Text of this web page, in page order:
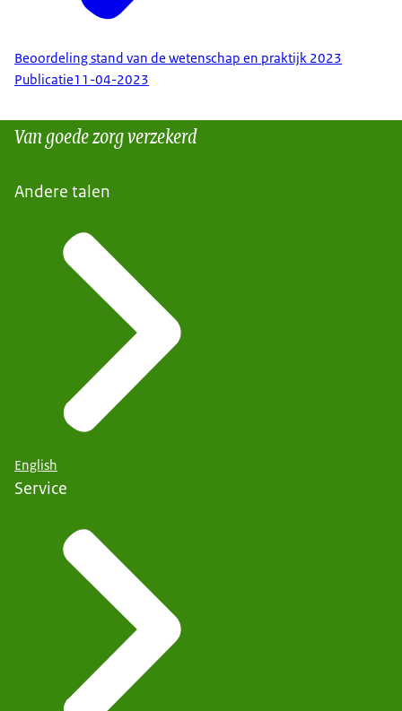
Beoordeling stand van de wetenschap en praktijk 2023
Publicatie11-04-2023
Van goede zorg verzekerd
Andere talen
English
Service